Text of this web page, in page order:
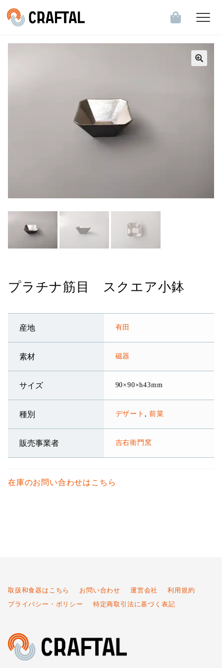
プラチナ筋目 スクエア小鉢
産地 有田
素材 磁器
サイズ 90×90×h43mm
種別 デザート ,前菜
販売事業者 吉右衛門窯
在庫のお問い合わせはこちら
取扱和食器はこちら お問い合わせ 運営会社 利用規約
プライバシー・ポリシー 特定商取引法に基づく表記